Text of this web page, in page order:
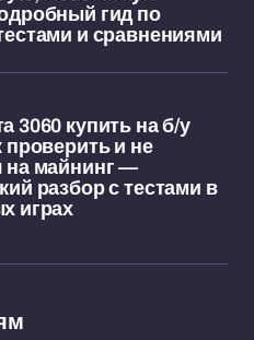
гид по
и сравнениями
3060 купить на б/у
проверить и не
на майнинг —
разбор с тестами в
играх